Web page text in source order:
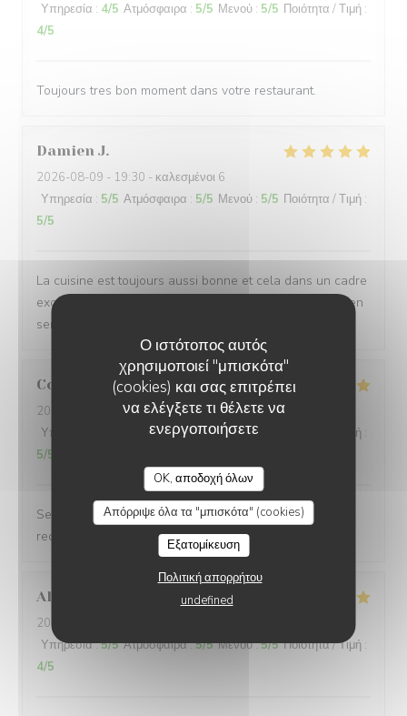
Ο ιστότοπος αυτός
χρησιμοποιεί "μπισκότα"
(cookies) και σας επιτρέπει
να ελέγξετε τι θέλετε να
ενεργοποιήσετε
OK, αποδοχή όλων
Απόρριψε όλα τα "μπισκότα" (cookies)
Εξατομίκευση
Πολιτική απορρήτου
undefined
Υπηρεσία : 4/5 Ατμόσφαιρα : 5/5 Μενού : 5/5 Ποιότητα / Τιμή :
4/5
Toujours tres bon moment dans votre restaurant.
Damien J
2026-08-09 - 19:30 - καλεσμένοι 6
Υπηρεσία : 5/5 Ατμόσφαιρα : 5/5 Μενού : 5/5 Ποιότητα / Τιμή :
5/5
La cuisine est toujours aussi bonne et cela dans un cadre
exceptionnel. À noter que nous avons aussi été très bien
servis.
Coralie
2026-08-09
- 13:30 - καλεσμένοι 6
Υπηρεσία
Ατμόσφαιρα:5/5 Μενού: Ποιότητα / Τιμή :
5/5
Service et cuisine super Avec vue magnifique 🤩 Je
recommande plus plus
Alexandra
2026-08-09
Υπηρεσία:5/5 Ατμόσφαιρα:5/5 Μενού:5/5 Ποιότητα / Τιμή :
4/5
LA PLAGE DE L'ÎLE D'OR